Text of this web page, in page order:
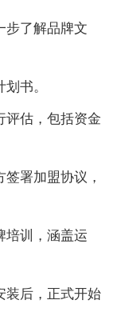
了解品牌文
书。
估，包括资金
署加盟协议，
训，涵盖运
后，正式开始